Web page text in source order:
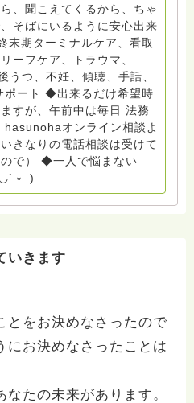
しもとサピュ
誰もが自分らしく生きるこ
女性支援 ◆認定NPO
Sotto 元グリーフサポート委
ラクター.中学校DV授業 10年
として勤めた経験も生かし
いです。 いつも あな
込まないで。 来寺お問い合
※時間を割
います。 ですので、過去の
夜中や早朝の電話もご遠慮
てください。
、聞こえてくるから、ちゃ
そばにいるように安心出来
期ターミナルケア、看取
ーフケア、トラウマ、
うつ、不妊、傾聴、手話、
ポート ◆出来るだけ希望時
すが、午前中は毎日 法務
hasunohaオンライン相談よ
きなりの電話相談は受けて
で） ◆一人で悩まない
)
いきます
とをお決めなさったので
にお決めなさったことは
たの未来があります。